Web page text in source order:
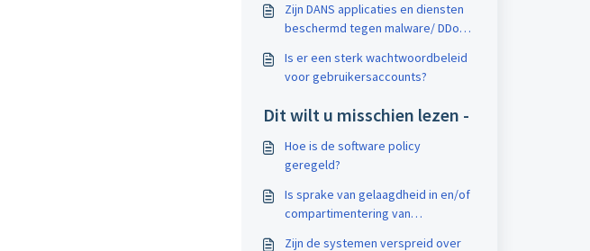
ongeluk een draft dataset
verwijdert?
Zijn DANS applicaties en diensten
beschermd tegen malware/ DDoS
gebruikspatronen gedetecteerd?
Is er een sterk wachtwoordbeleid
voor gebruikersaccounts?
Dit wilt u misschien lezen -
Hoe is de software policy
geregeld?
Is sprake van gelaagdheid in en/of
compartimentering van
Zijn de systemen verspreid over